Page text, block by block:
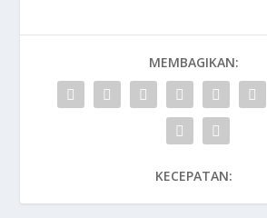
MEMBAGIKAN:
KECEPATAN: